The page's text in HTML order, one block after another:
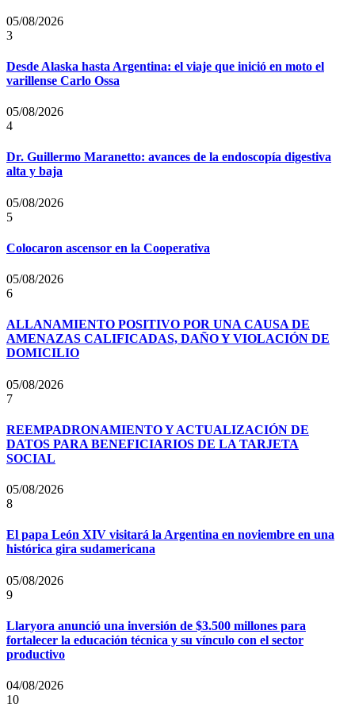
05/08/2026
3
Desde Alaska hasta Argentina: el viaje que inició en moto el
varillense Carlo Ossa
05/08/2026
4
Dr. Guillermo Maranetto: avances de la endoscopía digestiva
alta y baja
05/08/2026
5
Colocaron ascensor en la Cooperativa
05/08/2026
6
ALLANAMIENTO POSITIVO POR UNA CAUSA DE
AMENAZAS CALIFICADAS, DAÑO Y VIOLACIÓN DE
DOMICILIO
05/08/2026
7
REEMPADRONAMIENTO Y ACTUALIZACIÓN DE
DATOS PARA BENEFICIARIOS DE LA TARJETA
SOCIAL
05/08/2026
8
El papa León XIV visitará la Argentina en noviembre en una
histórica gira sudamericana
05/08/2026
9
Llaryora anunció una inversión de $3.500 millones para
fortalecer la educación técnica y su vínculo con el sector
productivo
04/08/2026
10